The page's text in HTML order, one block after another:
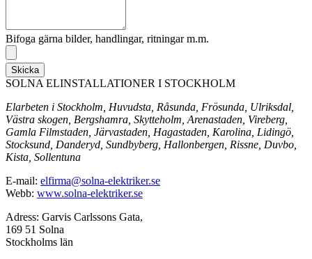
Bifoga gärna bilder, handlingar, ritningar m.m.
Skicka
SOLNA ELINSTALLATIONER I STOCKHOLM
Elarbeten i Stockholm, Huvudsta, Råsunda, Frösunda, Ulriksdal,
Västra skogen, Bergshamra, Skytteholm, Arenastaden, Vireberg,
Gamla Filmstaden, Järvastaden, Hagastaden, Karolina, Lidingö,
Stocksund, Danderyd, Sundbyberg, Hallonbergen, Rissne, Duvbo,
Kista, Sollentuna
E-mail: elfirma@solna-elektriker.se
Webb: www.solna-elektriker.se
Adress: Garvis Carlssons Gata,
169 51 Solna
Stockholms län